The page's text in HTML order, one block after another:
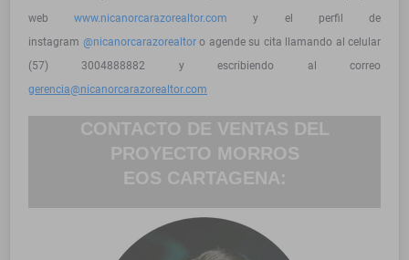
web www.nicanorcarazorealtor.comy el perfil de
instagram @nicanorcarazorealtor o agende su cita llamando al celular
(57) 3004888882 y escribiendo al correo
gerencia@nicanorcarazorealtor.com
CONTACTO DE VENTAS DEL
PROYECTO MORROS
EOS CARTAGENA: